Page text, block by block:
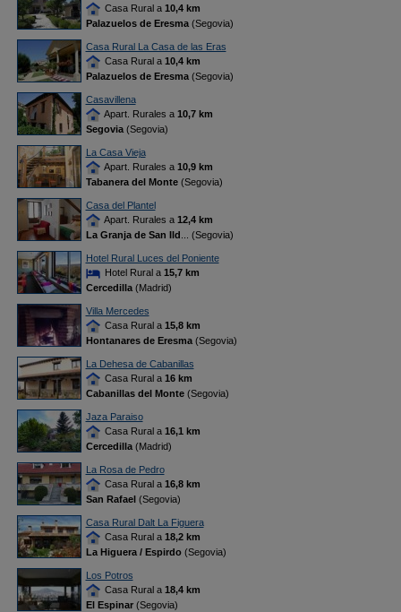
Casa Rural a 10,4 km
Palazuelos de Eresma(Segovia)
Casa Rural La Casa de las Eras
Casa Rural a 10,4 km
Palazuelos de Eresma(Segovia)
Casavillena
Apart. Rurales a 10,7 km
Segovia(Segovia)
La Casa Vieja
Apart. Rurales a 10,9 km
Tabanera del Monte(Segovia)
Casa del Plantel
Apart. Rurales a 12,4 km
La Granja de San Ild ... (Segovia)
Hotel Rural Luces del Poniente
Hotel Rural a 15,7 km
Cercedilla(Madrid)
Villa Mercedes
Casa Rural a 15,8 km
Hontanares de Eresma(Segovia)
La Dehesa de Cabanillas
Casa Rural a 16 km
Cabanillas del Monte(Segovia)
Jaza Paraiso
Casa Rural a 16,1 km
Cercedilla(Madrid)
La Rosa de Pedro
Casa Rural a 16,8 km
San Rafael(Segovia)
Casa Rural Dalt La Figuera
Casa Rural a 18,2 km
La Higuera / Espirdo(Segovia)
Los Potros
Casa Rural a 18,4 km
El Espinar(Segovia)